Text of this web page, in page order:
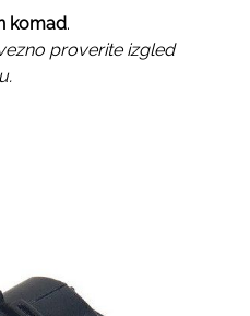
komad.
proverite izgled